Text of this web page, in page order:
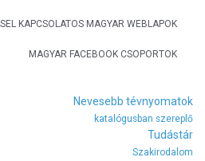
KAPCSOLATOS MAGYAR WEBLAPOK
MAGYAR FACEBOOK CSOPORTOK
Nevesebb tévnyomatok
katalógusban szereplő
Tudástár
Szakirodalom